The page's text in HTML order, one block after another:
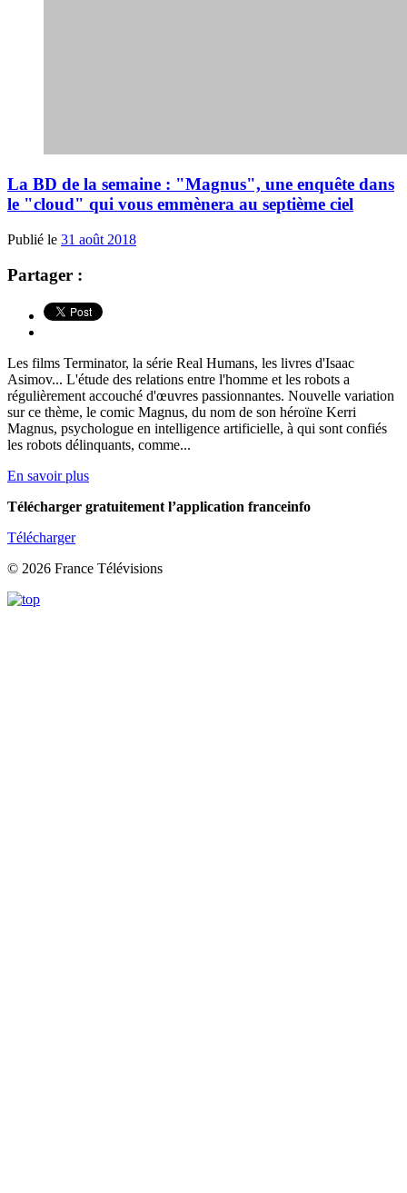
La BD de la semaine : "Magnus", une enquête dans
le "cloud" qui vous emmènera au septième ciel
Publié le 31 août 2018
Partager :
Les films Terminator, la série Real Humans, les livres d'Isaac
Asimov... L'étude des relations entre l'homme et les robots a
régulièrement accouché d'œuvres passionnantes. Nouvelle variation
sur ce thème, le comic Magnus, du nom de son héroïne Kerri
Magnus, psychologue en intelligence artificielle, à qui sont confiés
les robots délinquants, comme...
En savoir plus
Télécharger gratuitement l’application franceinfo
Télécharger
© 2026 France Télévisions